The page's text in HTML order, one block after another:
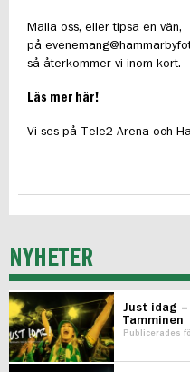
Maila oss, eller tipsa en vän,
på
så återkommer vi inom kort.
Läs mer här!
Vi ses på Tele2 Arena och
NYHETER
Just idag –
Tamminen
Publicerades